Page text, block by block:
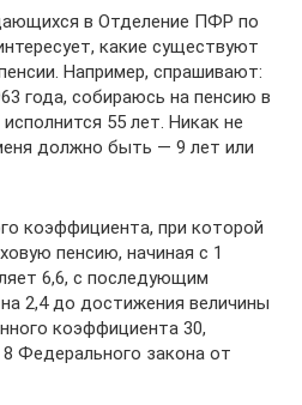
в Отделение ПФР по
какие существуют
Например, спрашивают:
года, собираюсь на пенсию в
55 лет. Никак не
должно быть — 9 лет или
коэффициента, при которой
пенсию, начиная с 1
6,6, с последующим
2,4 до достижения величины
коэффициента 30,
Федерального закона от